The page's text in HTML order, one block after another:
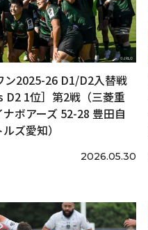
ン2025-26 D1/D2入替戦
D2 1位］第2戦（三菱重
ボアーズ 52-28 豊田自
ズ愛知）
2026.05.30